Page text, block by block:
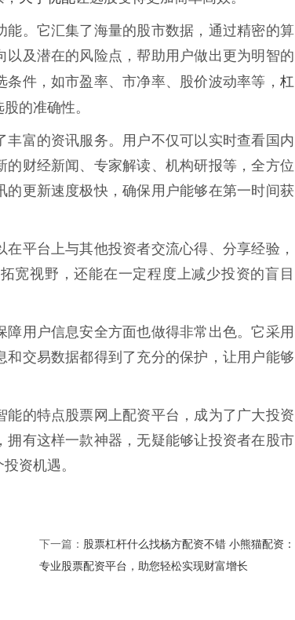
。它汇集了海量的股市数据，通过精密的算
及潜在的风险点，帮助用户做出更为明智的
件，如市盈率、市净率、股价波动率等， 杠
的准确性。
富的资讯服务。用户不仅可以实时查看国内
财经新闻、专家解读、机构研报等，全方位
更新速度极快，确保用户能够在第一时间获
平台上与其他投资者交流心得、分享经验，
宽视野，还能在一定程度上减少投资的盲目
用户信息安全方面也做得非常出色。它采用
交易数据都得到了充分的保护，让用户能够
的特点股票网上配资平台，成为了广大投资
有这样一款神器，无疑能够让投资者在股市
资机遇。
下一篇： 股票杠杆什么找杨方配资不错 小熊猫配资：
专业股票配资平台，助您轻松实现财富增长